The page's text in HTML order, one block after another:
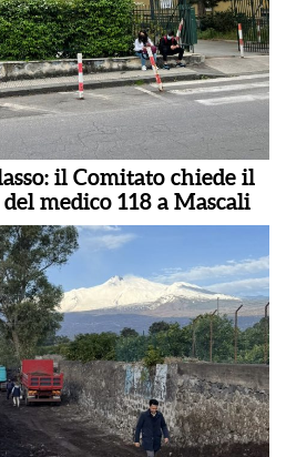
il Comitato chiede il
medico 118 a Mascali